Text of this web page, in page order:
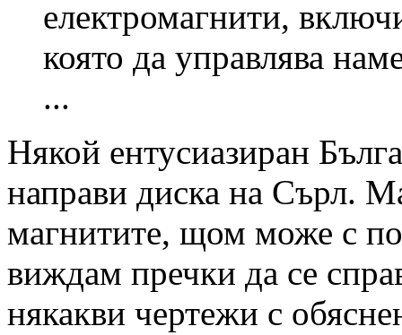
електромагнити,
която да управлява
...
Някой ентусиазиран
направи диска на Сърл.
магнитите, щом може с
виждам пречки да се
някакви чертежи с